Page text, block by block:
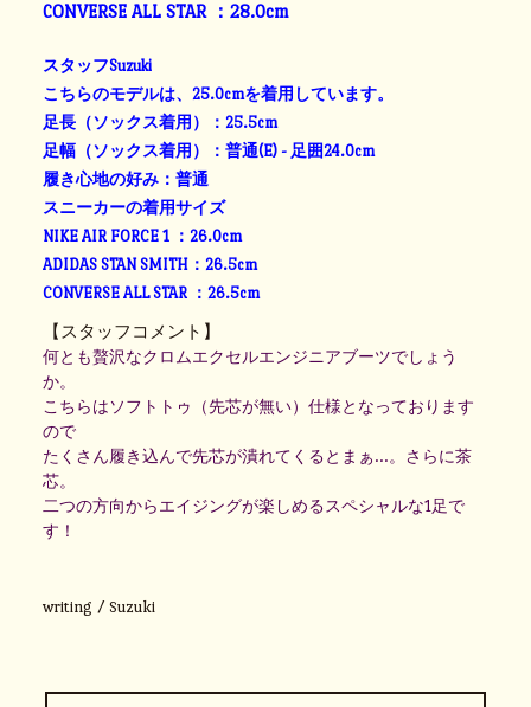
CONVERSE ALL STAR ：28.0cm
スタッフSuzuki
こちらのモデルは、25.0cmを着用しています。
足長（ソックス着用）：25.5cm
足幅（ソックス着用）：普通(E) - 足囲24.0cm
履き心地の好み：普通
スニーカーの着用サイズ
NIKE AIR FORCE 1 ：26.0cm
ADIDAS STAN SMITH：26.5cm
CONVERSE ALL STAR ：26.5cm
【スタッフコメント】
何とも贅沢なクロムエクセルエンジニアブーツでしょう
か。
こちらはソフトトゥ（先芯が無い）仕様となっております
ので
たくさん履き込んで先芯が潰れてくるとまぁ…。さらに茶
芯。
二つの方向からエイジングが楽しめるスペシャルな1足で
す！
writing / Suzuki